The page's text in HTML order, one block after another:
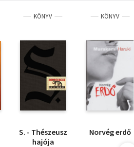
KÖNYV
S. - Thészeusz
hajója
KÖNYV
Norvég erdő